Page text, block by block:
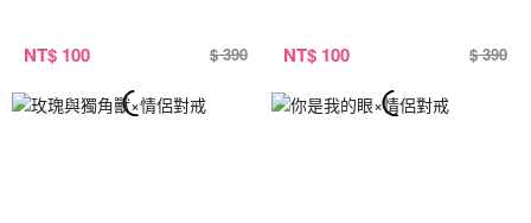
NT$ 100 $ 390 NT$ 100 $ 390